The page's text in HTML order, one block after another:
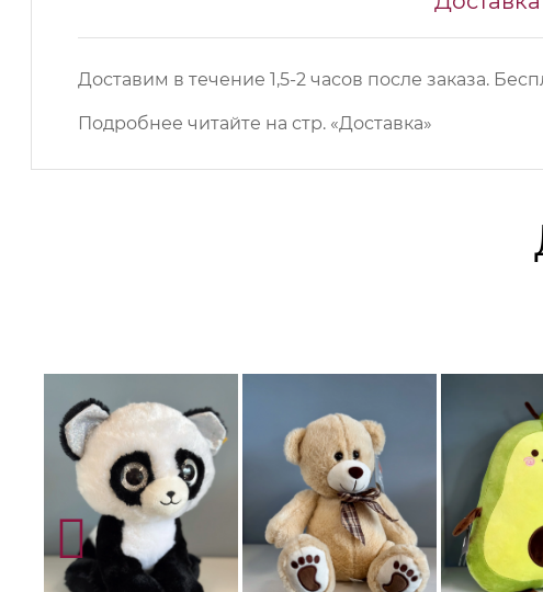
Доставим в течение 1,5-2 часов после заказа. Б
Подробнее читайте на стр. «Доставка»